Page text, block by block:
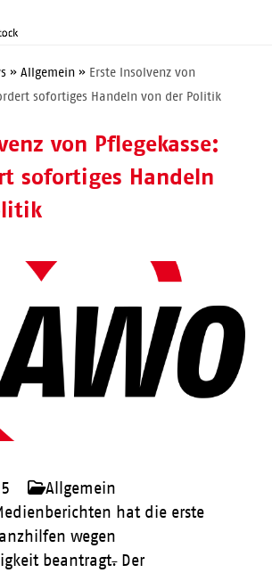
»Allgemein » Erste Insolvenz von
sofortiges Handeln von der Politik
von Pflegekasse:
sofortiges Handeln
Allgemein
hat die erste
wegen
beantragt.Der